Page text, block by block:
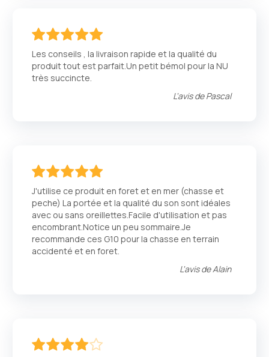
Les conseils , la livraison rapide et la qualité du
produit tout est parfait.Un petit bémol pour la NU
très succincte.
L'avis dePascal
J'utilise ce produit en foret et en mer (chasse et
peche) La portée et la qualité du son sont idéales
avec ou sans oreillettes.Facile d'utilisation et pas
encombrant.Notice un peu sommaire.Je
recommande ces G10 pour la chasse en terrain
accidenté et en foret.
L'avis deAlain